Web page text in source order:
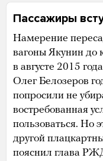
Пассажиры
Намерение
вагоны Якунин до
в августе 2015
Олег Белозеров
попросили не
востребованная
пользоваться. Но
другой
пояснил глава